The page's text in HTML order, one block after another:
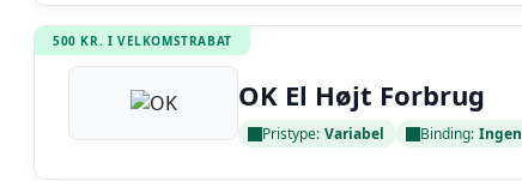
500 KR. I VELKOMSTRABAT
OK El Højt Forbrug
Pristype: Variabel Binding: Ingen